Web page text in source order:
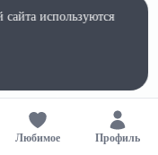
Любимое Профиль
сайта используются